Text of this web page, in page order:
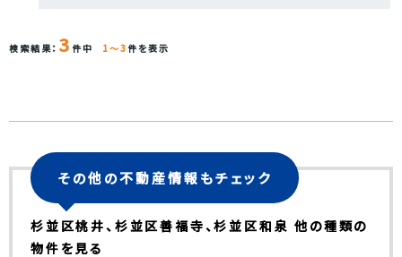
検索結果： 3 件中 1～3件を表示
その他の不動産情報もチェック
杉並区桃井、杉並区善福寺、杉並区和泉 他の種類の
物件を見る